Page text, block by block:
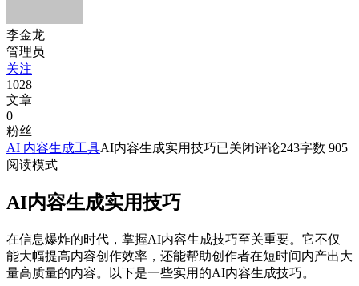
李金龙
管理员
关注
1028
文章
0
粉丝
AI 内容生成工具AI内容生成实用技巧已关闭评论243字数 905
阅读模式
AI内容生成实用技巧
在信息爆炸的时代，掌握AI内容生成技巧至关重要。它不仅
能大幅提高内容创作效率，还能帮助创作者在短时间内产出大
量高质量的内容。以下是一些实用的AI内容生成技巧。